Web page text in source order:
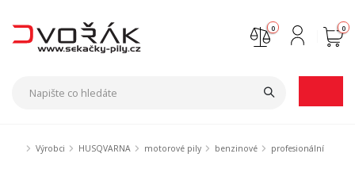
0
0
Výrobci HUSQVARNA motorové pily benzinové profesionální